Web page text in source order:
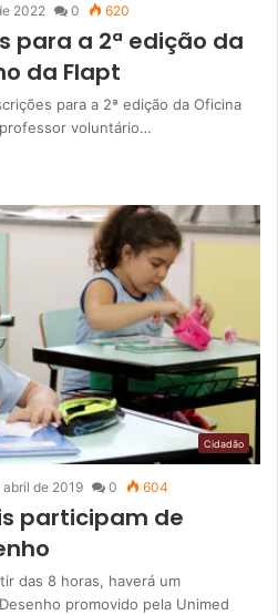
2022 0 620
para a 2ª edição da
da Flapt
para a 2ª edição da Oficina
voluntário…
Cidadão
abril de 2019 0 604
participam de
das 8 horas, haverá um
promovido pela Unimed